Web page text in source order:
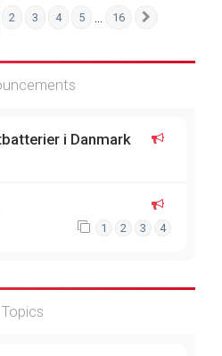
of 16
2 3 4 5 16
i Danmark
1 2 3 4
Topics